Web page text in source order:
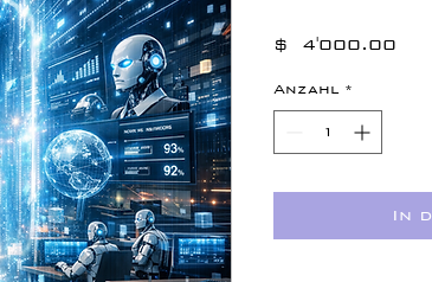
$ 4'000.00
Anzahl *
In